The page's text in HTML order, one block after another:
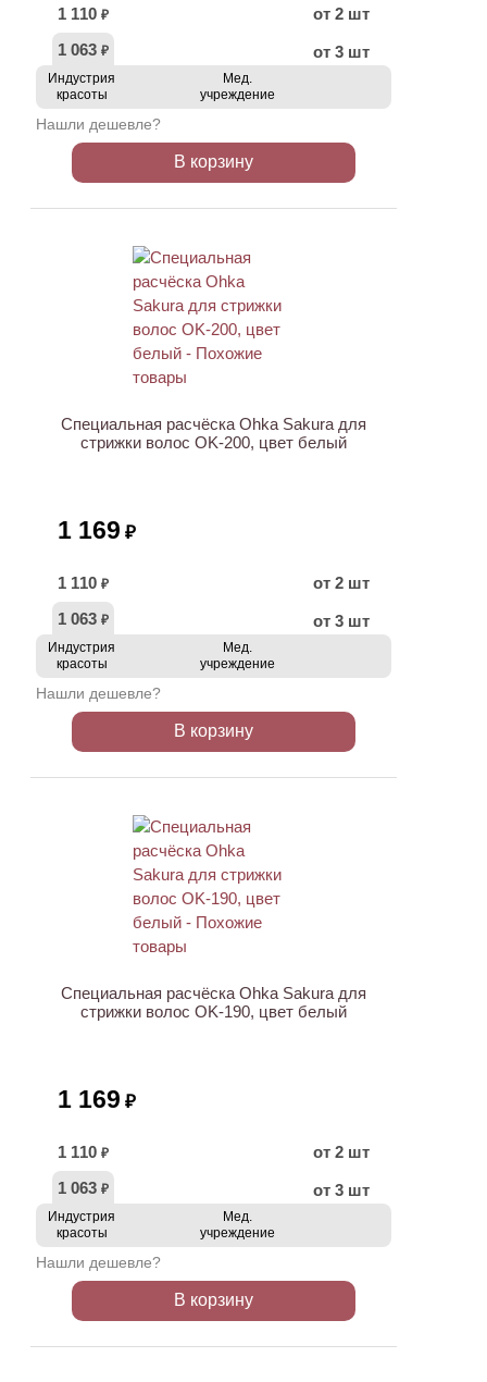
1 110 ₽
от 2 шт
1 063 ₽ от 3 шт
Индустрия
красоты
Мед.
учреждение
Нашли дешевле?
В корзину
Специальная расчёска Ohka Sakura для
стрижки волос OK-200, цвет белый
1 169 ₽
1 110 ₽
от 2 шт
1 063 ₽ от 3 шт
Индустрия
красоты
Мед.
учреждение
Нашли дешевле?
В корзину
Специальная расчёска Ohka Sakura для
стрижки волос OK-190, цвет белый
1 169 ₽
1 110 ₽
от 2 шт
1 063 ₽ от 3 шт
Индустрия
красоты
Мед.
учреждение
Нашли дешевле?
В корзину